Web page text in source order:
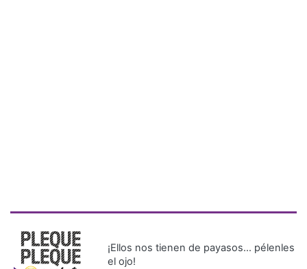
¡Ellos nos tienen de payasos… pélenles
el ojo!